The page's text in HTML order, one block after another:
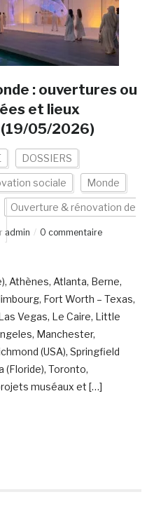
: ouvertures ou
et lieux
05/2026)
DOSSIERS
sociale Monde
Ouverture & rénovation de
admin 0 commentaire
Athènes, Atlanta, Berne,
Fort Worth – Texas,
Vegas, Le Caire, Little
Manchester,
(USA), Springfield
(Floride), Toronto,
muséaux et […]